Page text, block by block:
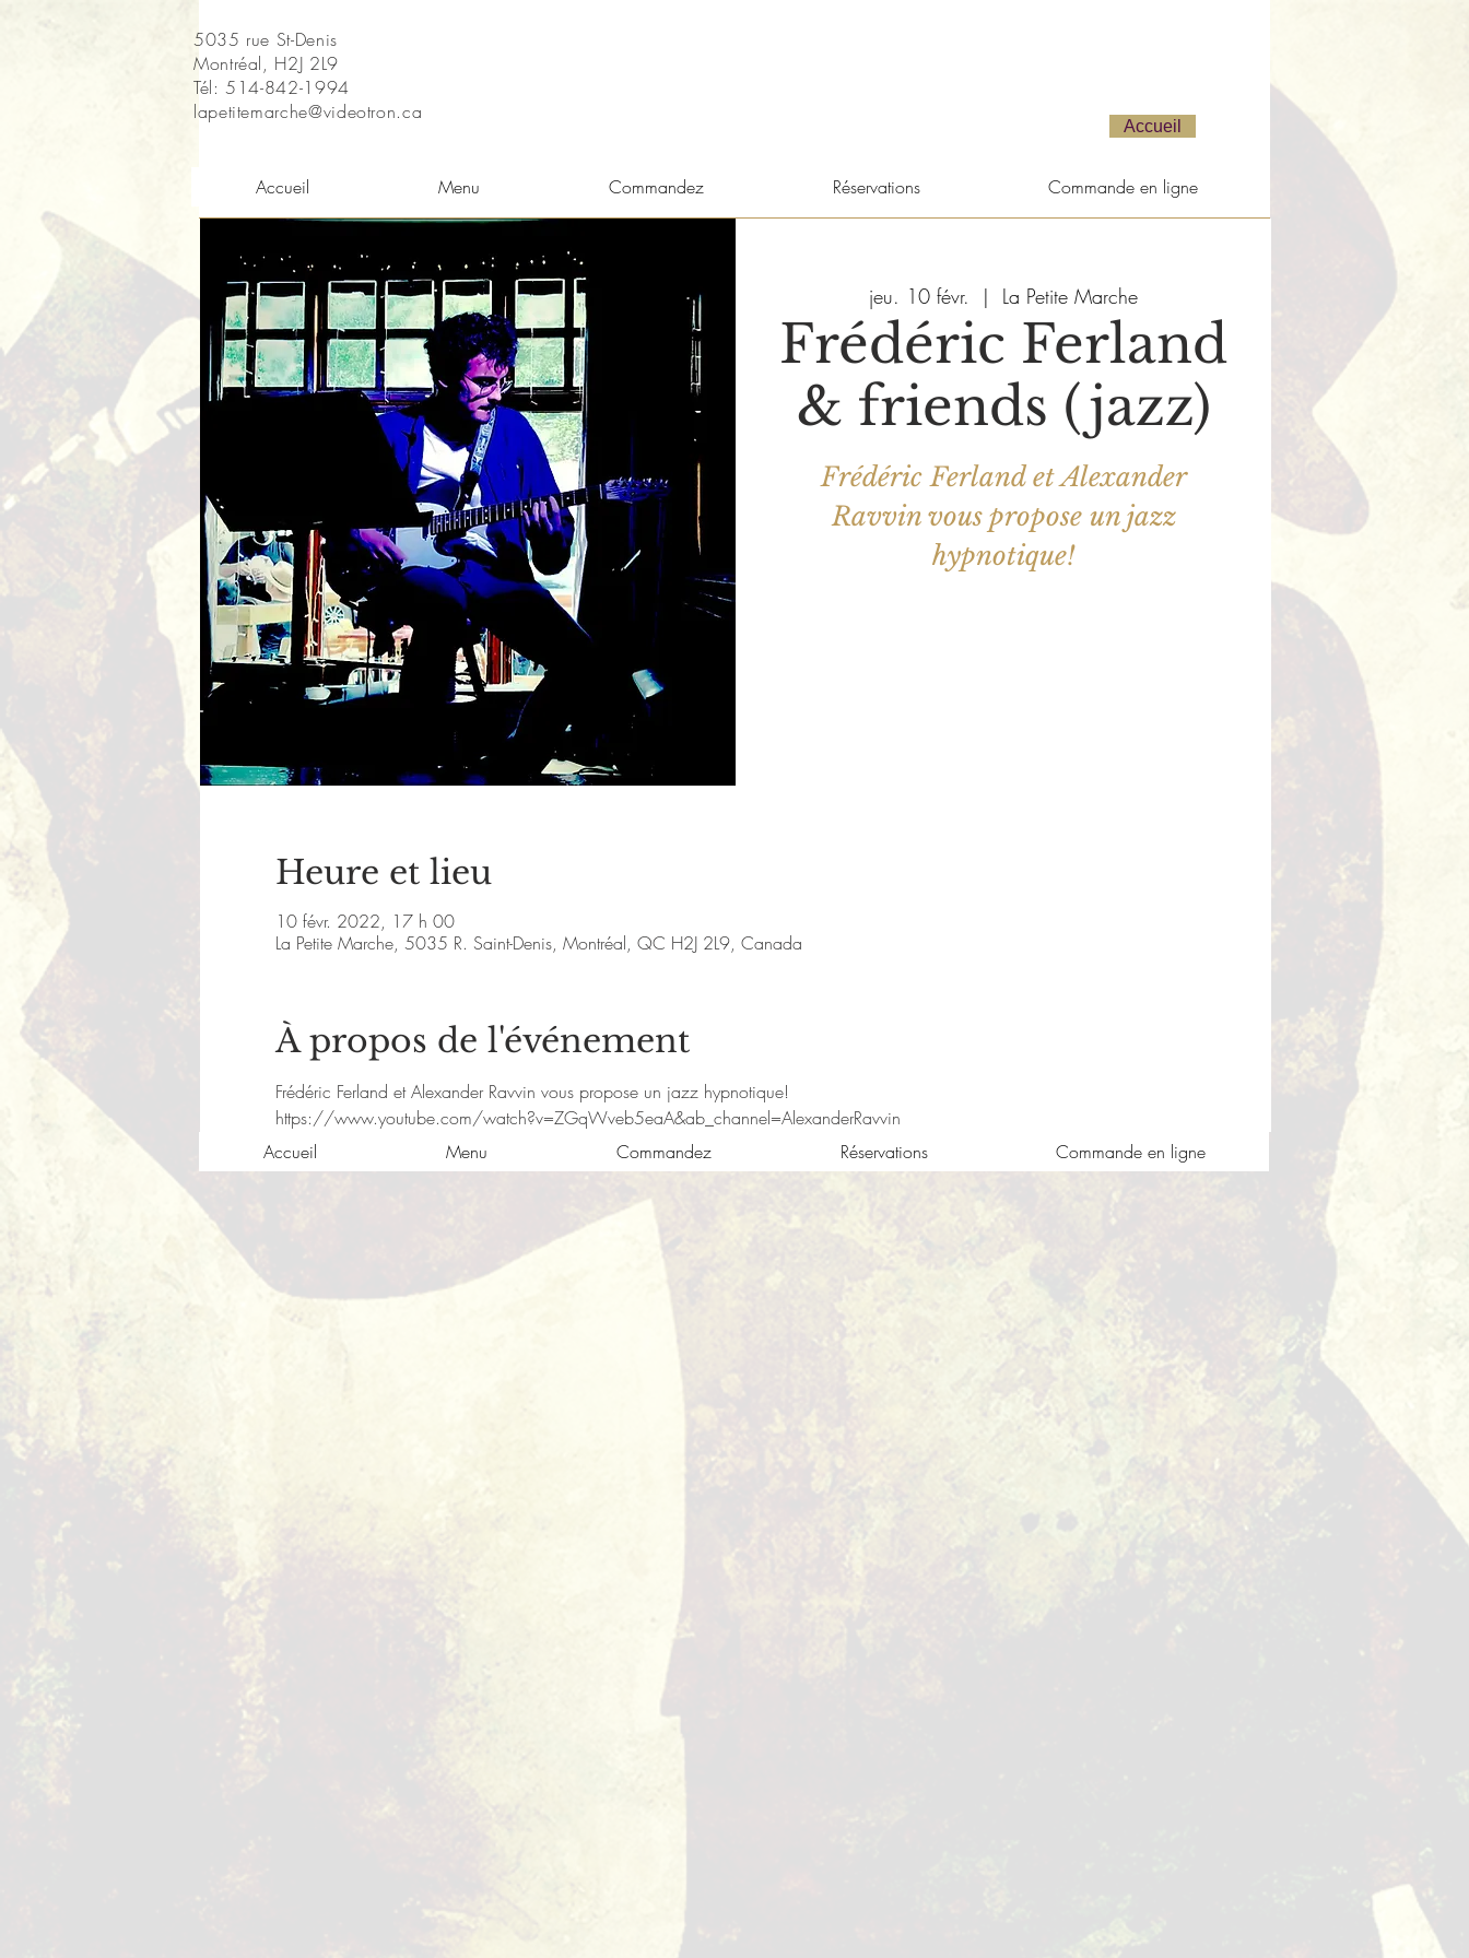
5035 rue St-Denis
Montréal, H2J 2L9
Tél: 514-842-1994
lapetitemarche@videotron.ca
Accueil
Accueil Menu Commandez Réservations Commande en ligne
jeu. 10 févr.
  |
La Petite Marche
Frédéric Ferland
& friends (jazz)
Frédéric Ferland et Alexander
Ravvin vous propose un jazz
hypnotique!
Heure et lieu
10 févr. 2022, 17 h 00
La Petite Marche, 5035 R. Saint-Denis, Montréal, QC H2J 2L9, Canada
À propos de l'événement
Frédéric Ferland et Alexander Ravvin vous propose un jazz hypnotique!
https://www.youtube.com/watch?v=ZGqWveb5eaA&ab_channel=AlexanderRavvin
Accueil
Menu Commandez Réservations Commande en ligne